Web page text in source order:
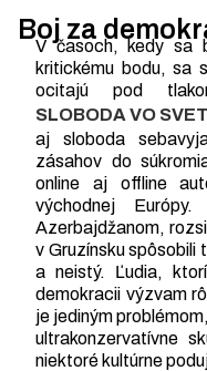
Boj za
V časoch, kedy sa
kritickému bodu, sa
ocitajú pod
SLOBODA VO
aj sloboda
zásahov do
online aj offline
východnej
Azerbajdžanom,
v Gruzínsku spôsobili
a neistý. Ľudia,
demokracii výzvam
je jediným
ultrakonzervatívne
niektoré kultúrne